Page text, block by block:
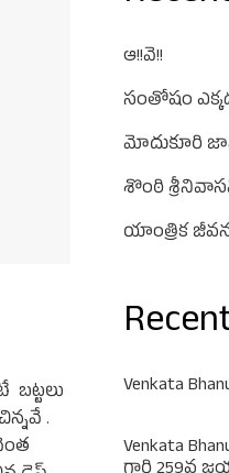
.
ఆ!!వె!!
సంతోషం
మోదుకూరి
శొంఠి
యాంత్రిక
Venkata
Venkata